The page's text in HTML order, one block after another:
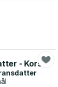
- Korset